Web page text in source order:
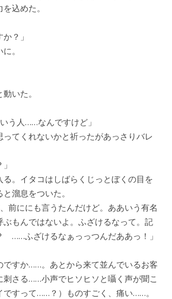
込めた。
？」
。
いた。
う人……なんですけど」
てくれないかと祈ったがあっさりバレ
る。イタコはしばらくじっとぼくの目を
溜息をついた。
前ににも言うたんだけど。ああいう有名
ぶもんではないよ。ふざけるなって。記
……ふざけるなぁっっつんだああっ！」
ですか……。あとから来て並んでいるお客
刺さる……小声でヒソヒソと囁く声が聞こ
ですって……？）ものすごく、痛い……。